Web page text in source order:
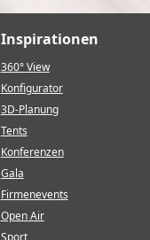
Inspirationen
360° View
Konfigurator
3D-Planung
Tents
Konferenzen
Gala
Firmenevents
Open Air
Sport